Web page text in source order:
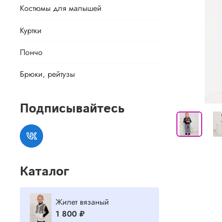
Костюмы для малышей
Куртки
Пончо
Брюки, рейтузы
Подписывайтесь
Каталог
Жилет вязаный
1 800 ₽